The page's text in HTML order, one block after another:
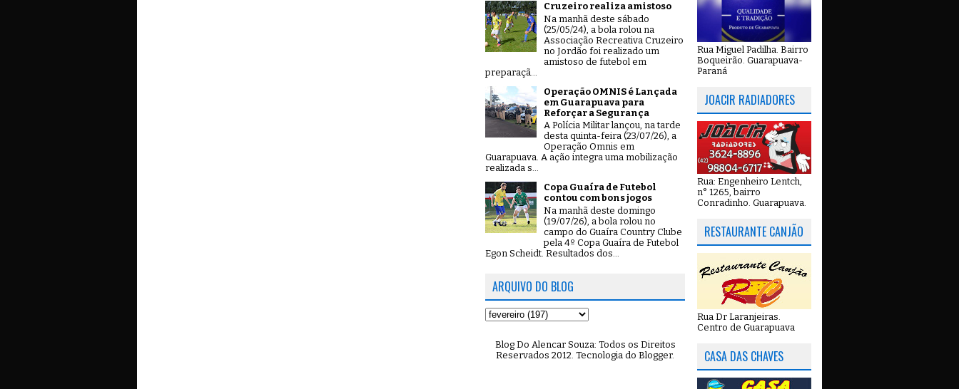
Cruzeiro realiza amistoso
Na manhã deste sábado
(25/05/24), a bola rolou na
Associação Recreativa Cruzeiro
no Jordão foi realizado um
amistoso de futebol em
preparaçã...
Operação OMNIS é Lançada
em Guarapuava para
Reforçar a Segurança
A Polícia Militar lançou, na tarde
desta quinta-feira (23/07/26), a
Operação Omnis em
Guarapuava. A ação integra uma mobilização
realizada s...
Copa Guaíra de Futebol
contou com bons jogos
Na manhã deste domingo
(19/07/26), a bola rolou no
campo do Guaíra Country Clube
pela 4º Copa Guaíra de Futebol
Egon Scheidt. Resultados dos...
ARQUIVO DO BLOG
Blog Do Alencar Souza: Todos os Direitos
Reservados 2012. Tecnologia do Blogger.
Rua Miguel Padilha. Bairro
Boqueirão. Guarapuava-
Paraná
JOACIR RADIADORES
Rua: Engenheiro Lentch,
n° 1265, bairro
Conradinho. Guarapuava.
RESTAURANTE CANJÃO
Rua Dr Laranjeiras.
Centro de Guarapuava
CASA DAS CHAVES